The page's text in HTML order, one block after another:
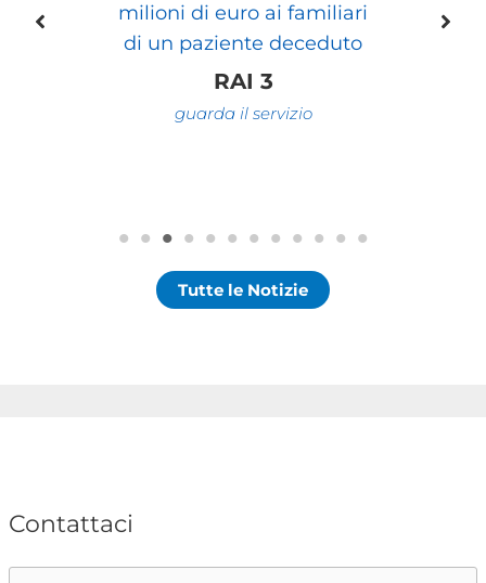
di un paziente deceduto
RAI 3
guarda il servizio